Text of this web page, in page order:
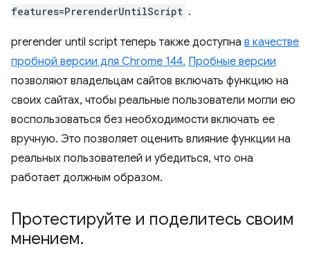
features=PrerenderUntilScript .
prerender until script теперь также доступна в качестве
пробной версии для Chrome 144. Пробные версии
позволяют владельцам сайтов включать функцию на
своих сайтах, чтобы реальные пользователи могли ею
воспользоваться без необходимости включать ее
вручную. Это позволяет оценить влияние функции на
реальных пользователей и убедиться, что она
работает должным образом.
Протестируйте и поделитесь своим
мнением.